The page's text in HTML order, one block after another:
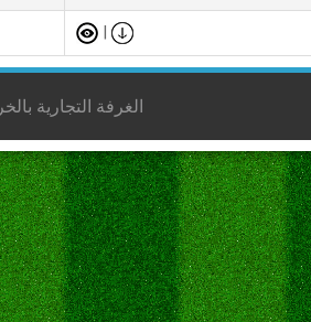
|
الغرفة التجارية